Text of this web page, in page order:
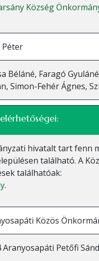
Község
Péter
Béláné, Faragó
Simon-Fehér Ágnes,
hivatalt tart fenn
található. A
találhatóak:
.
Közös
Aranyosapáti Petőfi